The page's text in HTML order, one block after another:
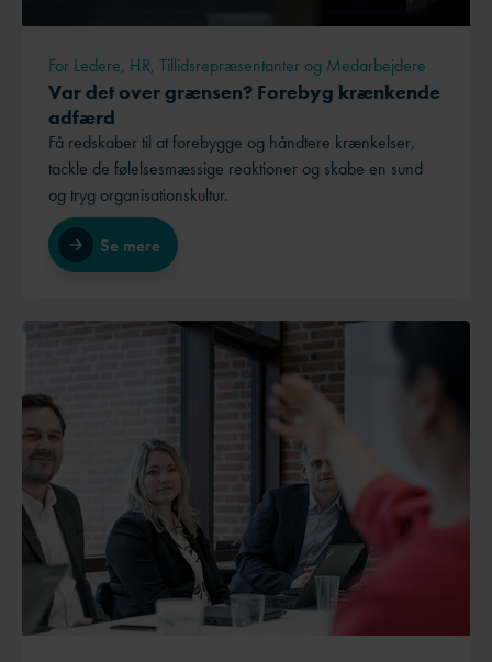
For Ledere, HR, Tillidsrepræsentanter og Medarbejdere
Var det over grænsen? Forebyg krænkende
adfærd
Få redskaber til at forebygge og håndtere krænkelser,
tackle de følelsesmæssige reaktioner og skabe en sund
og tryg organisationskultur.
Se mere